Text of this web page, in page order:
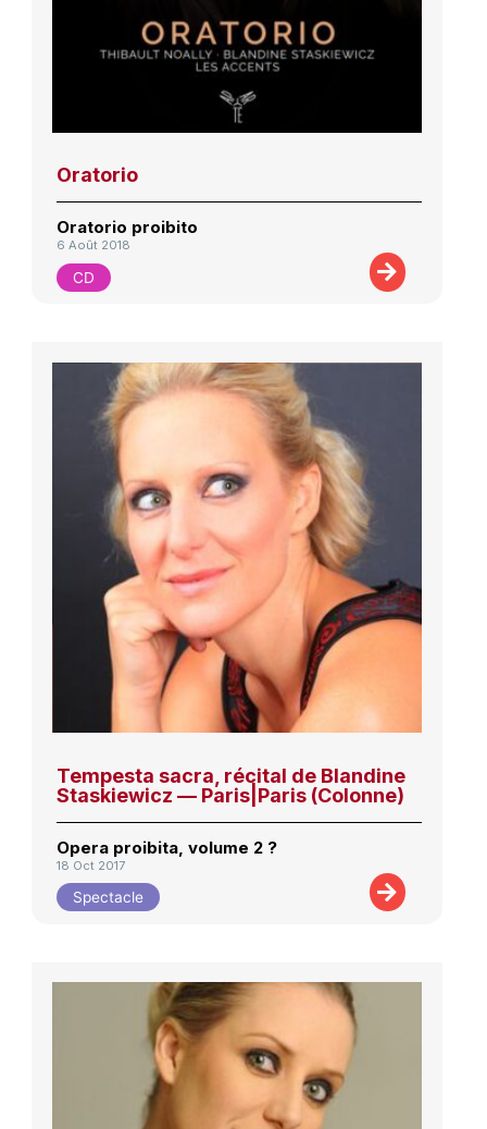
Oratorio
Oratorio proibito
6 Août 2018
CD
Tempesta sacra, récital de Blandine
Staskiewicz — Paris|Paris (Colonne)
Opera proibita, volume 2 ?
18 Oct 2017
Spectacle